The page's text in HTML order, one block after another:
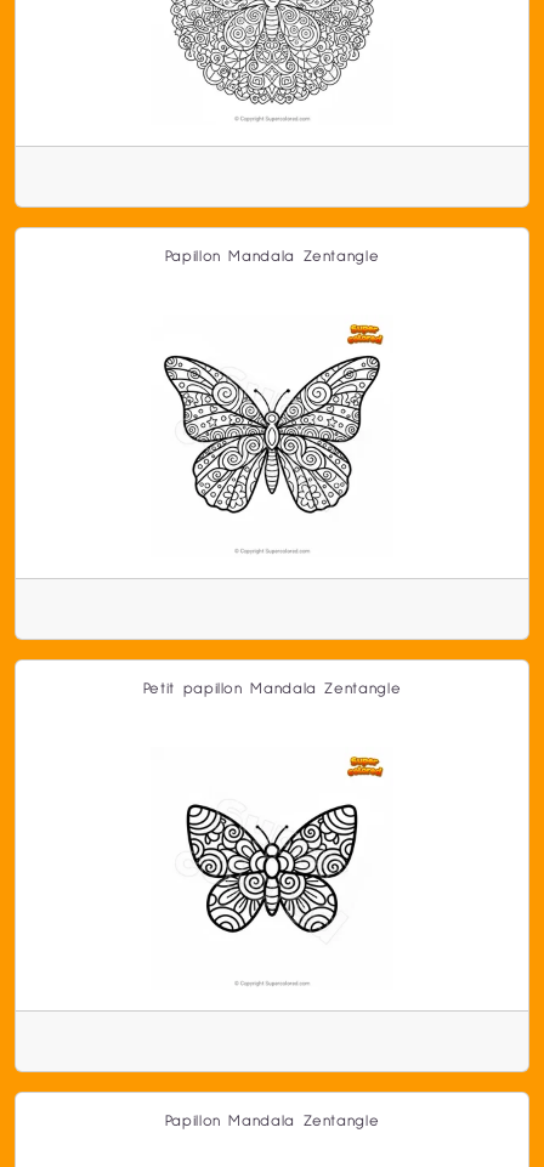
Papillon Mandala Zentangle
Petit papillon Mandala Zentangle
Papillon Mandala Zentangle